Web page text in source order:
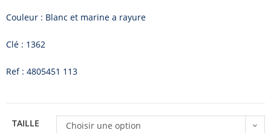
Couleur : Blanc et marine a rayure
Clé : 1362
Ref : 4805451 113
TAILLE Choisir une option